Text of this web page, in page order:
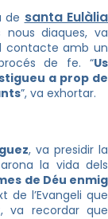
de santa Eulàlia
diaques, va
contacte amb un
de fe. “Us
a prop de
”, va exhortar.
, va presidir la
la vida dels
de Déu enmig
de l’Evangeli que
va recordar que